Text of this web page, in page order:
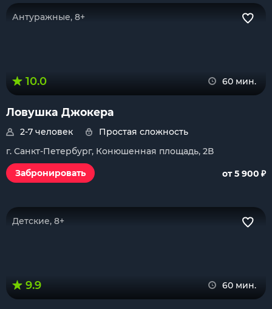
Антуражные, 8+
10.0 60 мин.
Ловушка Джокера
2-7 человек
Простая сложность
г. Санкт-Петербург, Конюшенная площадь, 2В
Забронировать
от 5 900 ₽
Детские, 8+
9.9 60 мин.